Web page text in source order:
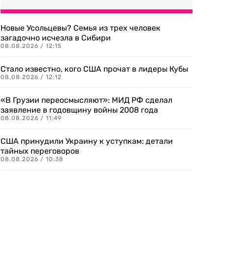
Новые Усольцевы? Семья из трех человек
загадочно исчезла в Сибири
08.08.2026 / 12:15
Стало известно, кого США прочат в лидеры Кубы
08.08.2026 / 12:12
«В Грузии переосмысляют»: МИД РФ сделал
заявление в годовщину войны 2008 года
08.08.2026 / 11:49
США принудили Украину к уступкам: детали
тайных переговоров
08.08.2026 / 10:38